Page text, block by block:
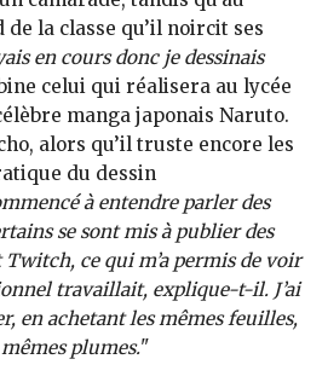
de la classe qu’il noircit ses
en cours donc je dessinais
celui qui réalisera au lycée
manga japonais Naruto.
alors qu’il truste encore les
du dessin
à entendre parler des
se sont mis à publier des
ce qui m’a permis de voir
travaillait, explique-t-il. J’ai
en achetant les mêmes feuilles,
plumes."